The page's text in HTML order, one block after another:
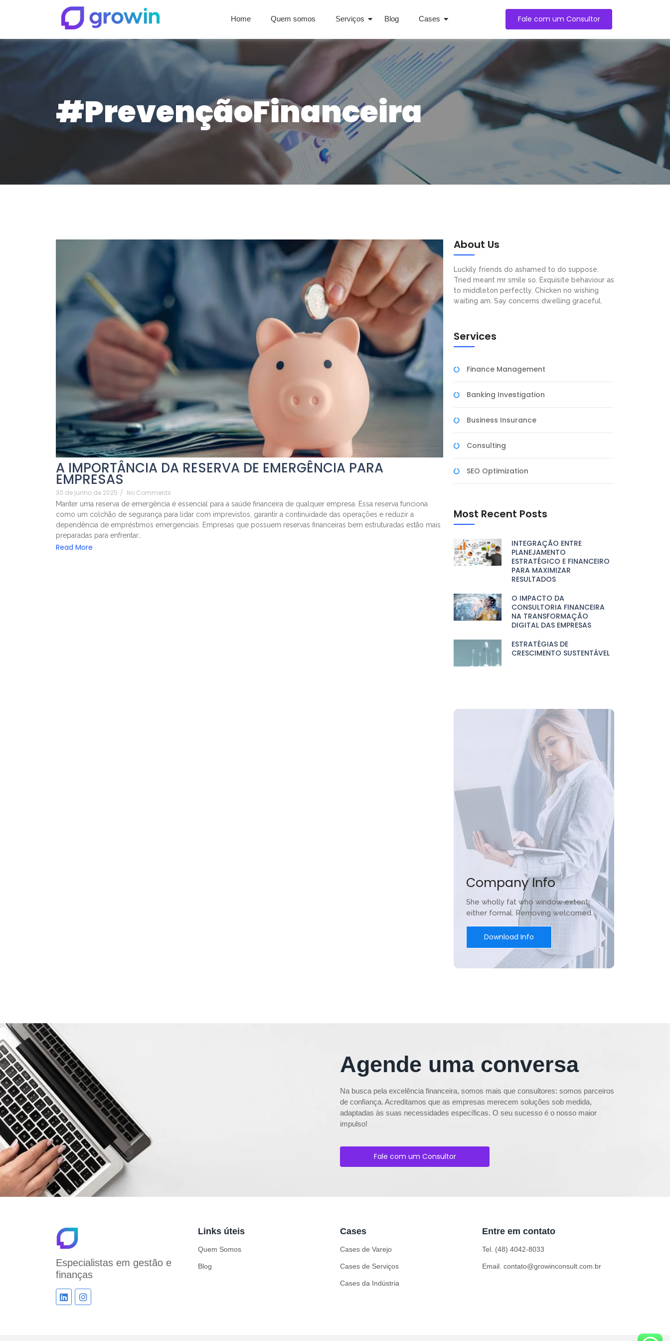
Home Quem somos Serviços Blog Cases Fale com um Consultor
#PrevençãoFinanceira
A IMPORTÂNCIA DA RESERVA DE EMERGÊNCIA PARA
EMPRESAS
30 de junho de 2025 / No Comments
Manter uma reserva de emergência é essencial para a saúde financeira de qualquer empresa. Essa reserva funciona
como um colchão de segurança para lidar com imprevistos, garantir a continuidade das operações e reduzir a
dependência de empréstimos emergenciais. Empresas que possuem reservas financeiras bem estruturadas estão mais
preparadas para enfrentar…
Read More
About Us
Luckily friends do ashamed to do suppose.
Tried meant mr smile so. Exquisite behaviour as
to middleton perfectly. Chicken no wishing
waiting am. Say concerns dwelling graceful.
Services
Finance Management
Banking Investigation
Business Insurance
Consulting
SEO Optimization
Most Recent Posts
INTEGRAÇÃO ENTRE
PLANEJAMENTO
ESTRATÉGICO E FINANCEIRO
PARA MAXIMIZAR
RESULTADOS
O IMPACTO DA
CONSULTORIA FINANCEIRA
NA TRANSFORMAÇÃO
DIGITAL DAS EMPRESAS
ESTRATÉGIAS DE
CRESCIMENTO SUSTENTÁVEL
Company Info
She wholly fat who window extent
either formal. Removing welcomed.
Download Info
Agende uma conversa
Na busca pela excelência financeira, somos mais que consultores: somos parceiros
de confiança. Acreditamos que as empresas merecem soluções sob medida,
adaptadas às suas necessidades específicas. O seu sucesso é o nosso maior
impulso!
Fale com um Consultor
Especialistas em gestão e
finanças
Links úteis
Quem Somos
Blog
Cases
Cases de Varejo
Cases de Serviços
Cases da Indústria
Entre em contato
Tel. (48) 4042-8033
Email. contato@growinconsult.com.br